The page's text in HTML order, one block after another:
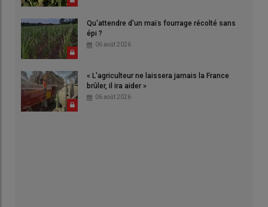
Qu'attendre d'un maïs fourrage récolté sans
épi ?
06 août 2026
« L'agriculteur ne laissera jamais la France
brûler, il ira aider »
06 août 2026